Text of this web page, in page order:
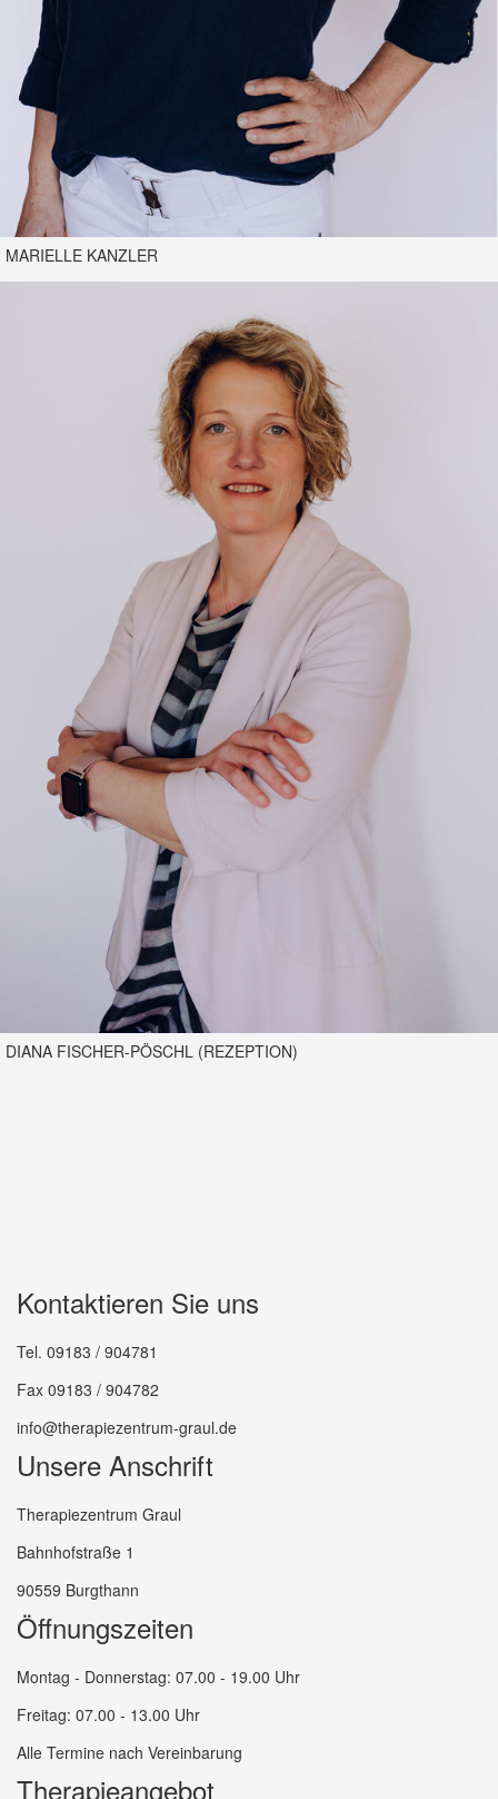
MARIELLE KANZLER
DIANA FISCHER-PÖSCHL (REZEPTION)
Kontaktieren Sie uns
Tel. 09183 / 904781
Fax 09183 / 904782
info@therapiezentrum-graul.de
Unsere Anschrift
Therapiezentrum Graul
Bahnhofstraße 1
90559 Burgthann
Öffnungszeiten
Montag - Donnerstag: 07.00 - 19.00 Uhr
Freitag: 07.00 - 13.00 Uhr
Alle Termine nach Vereinbarung
Therapieangebot